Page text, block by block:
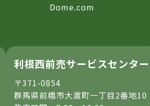
Dome.com
利根西前売サービスセンター
〒371-0854
群馬県前橋市大渡町一丁目2番地10